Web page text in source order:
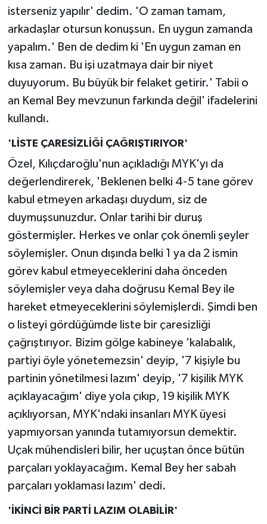
isterseniz yapılır' dedim. 'O zaman tamam,
arkadaşlar otursun konuşsun. En uygun zamanda
yapalım.' Ben de dedim ki 'En uygun zaman en
kısa zaman. Bu işi uzatmaya dair bir niyet
duyuyorum. Bu büyük bir felaket getirir.' Tabii o
an Kemal Bey mevzunun farkında değil' ifadelerini
kullandı.
'LİSTE ÇARESİZLİĞİ ÇAĞRIŞTIRIYOR'
Özel, Kılıçdaroğlu'nun açıkladığı MYK'yı da
değerlendirerek, 'Beklenen belki 4-5 tane görev
kabul etmeyen arkadaşı duydum, siz de
duymuşsunuzdur. Onlar tarihi bir duruş
göstermişler. Herkes ve onlar çok önemli şeyler
söylemişler. Onun dışında belki 1 ya da 2 ismin
görev kabul etmeyeceklerini daha önceden
söylemişler veya daha doğrusu Kemal Bey ile
hareket etmeyeceklerini söylemişlerdi. Şimdi ben
o listeyi gördüğümde liste bir çaresizliği
çağrıştırıyor. Bizim gölge kabineye 'kalabalık,
partiyi öyle yönetemezsin' deyip, '7 kişiyle bu
partinin yönetilmesi lazım' deyip, '7 kişilik MYK
açıklayacağım' diye yola çıkıp, 19 kişilik MYK
açıklıyorsan, MYK'ndaki insanları MYK üyesi
yapmıyorsan yanında tutamıyorsun demektir.
Uçak mühendisleri bilir, her uçuştan önce bütün
parçaları yoklayacağım. Kemal Bey her sabah
parçaları yoklaması lazım' dedi.
'İKİNCİ BİR PARTİ LAZIM OLABİLİR'